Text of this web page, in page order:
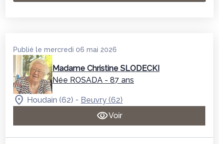
Publié le mercredi 06 mai 2026
Madame Christine SLODECKI
Née ROSADA - 87 ans
Houdain (62) - Beuvry (62)
Voir